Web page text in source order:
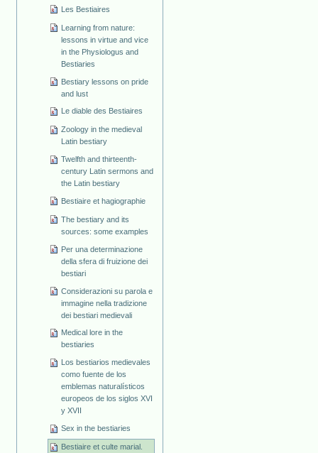
Les Bestiaires
Learning from nature:
lessons in virtue and vice
in the Physiologus and
Bestiaries
Bestiary lessons on pride
and lust
Le diable des Bestiaires
Zoology in the medieval
Latin bestiary
Twelfth and thirteenth-
century Latin sermons and
the Latin bestiary
Bestiaire et hagiographie
The bestiary and its
sources: some examples
Per una determinazione
della sfera di fruizione dei
bestiari
Considerazioni su parola e
immagine nella tradizione
dei bestiari medievali
Medical lore in the
bestiaries
Los bestiarios medievales
como fuente de los
emblemas naturalísticos
europeos de los siglos XVI
y XVII
Sex in the bestiaries
Bestiaire et culte marial.